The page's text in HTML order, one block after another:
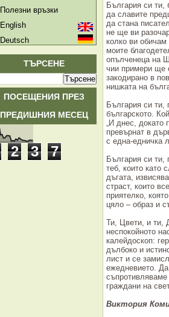
Полезни връзки
English
Deutsch
ТЪРСЕНЕ
ПОСЕЩЕНИЯ ПРЕЗ
ПРЕДИШНИЯ МЕСЕЦ
2 3 7
България си
да славите
да стана
не ще ви
колко ви
моите
опълченеца на
чии примери ще
закодирано в
нишката на
България си
българското.
„И днес, докато
превърнат в
с една-едничка
България си ти,
теб, които като
дъгата,
страст, които
приятелко,
цяло – образ и
Ти, Цвети, и ти,
неспокойното
калейдоскоп:
дълбоко и
лист и се
ежедневието.
граждани на
Виктория